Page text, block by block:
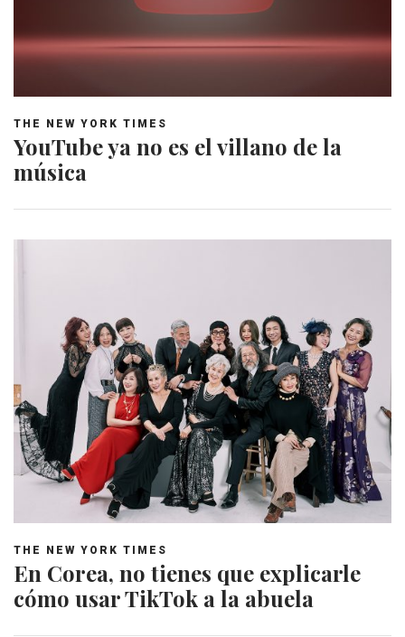
THE NEW YORK TIMES
YouTube ya no es el villano de la
música
THE NEW YORK TIMES
En Corea, no tienes que explicarle
cómo usar TikTok a la abuela